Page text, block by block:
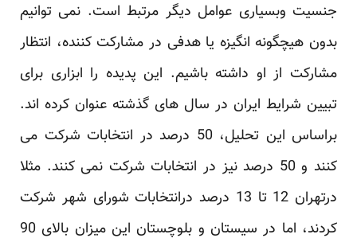
جنسیت وبسیاری عوامل دیگر مرتبط است. نمی توانیم
بدون هیچگونه انگیزه یا هدفی در مشارکت ‏کننده، انتظار
مشارکت از او داشته باشیم. این پدیده را ابزاری برای
تبیین شرایط ایران در سال های گذشته ‏عنوان کرده اند.
براساس این تحلیل، 50 درصد در انتخابات شرکت می
کنند و 50 درصد نیز در انتخابات ‏شرکت نمی کنند. مثلا
درتهران 12 تا 13 درصد درانتخابات شورای شهر شرکت
کردند، اما در سیستان و ‏بلوچستان این میزان بالای 90